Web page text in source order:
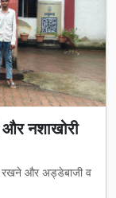
नशाखोरी
रखने और अड्डेबाजी व